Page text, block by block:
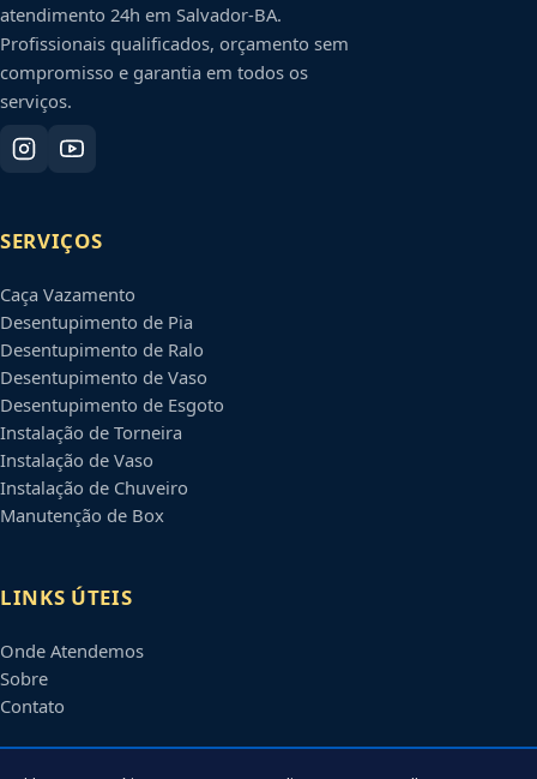
atendimento 24h em Salvador-BA.
Profissionais qualificados, orçamento sem
compromisso e garantia em todos os
serviços.
SERVIÇOS
Caça Vazamento
Desentupimento de Pia
Desentupimento de Ralo
Desentupimento de Vaso
Desentupimento de Esgoto
Instalação de Torneira
Instalação de Vaso
Instalação de Chuveiro
Manutenção de Box
LINKS ÚTEIS
Onde Atendemos
Sobre
Contato